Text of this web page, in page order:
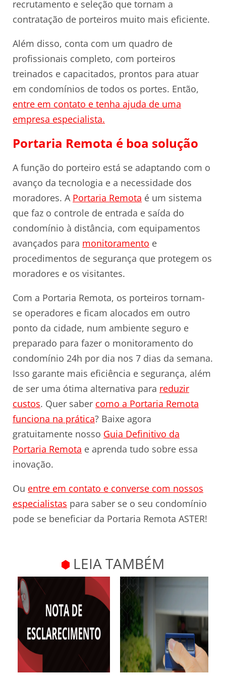
recrutamento e seleção que tornam a
contratação de porteiros muito mais eficiente.
Além disso, conta com um quadro de
profissionais completo, com porteiros
treinados e capacitados, prontos para atuar
em condomínios de todos os portes. Então,
entre em contato e tenha ajuda de uma
empresa especialista.
Portaria Remota é boa solução
A função do porteiro está se adaptando com o
avanço da tecnologia e a necessidade dos
moradores. A Portaria Remota é um sistema
que faz o controle de entrada e saída do
condomínio à distância, com equipamentos
avançados para monitoramento e
procedimentos de segurança que protegem os
moradores e os visitantes.
Com a Portaria Remota, os porteiros tornam-
se operadores e ficam alocados em outro
ponto da cidade, num ambiente seguro e
preparado para fazer o monitoramento do
condomínio 24h por dia nos 7 dias da semana.
Isso garante mais eficiência e segurança, além
de ser uma ótima alternativa para reduzir
custos. Quer saber como a Portaria Remota
funciona na prática? Baixe agora
gratuitamente nosso Guia Definitivo da
Portaria Remota e aprenda tudo sobre essa
inovação.
Ou entre em contato e converse com nossos
especialistas para saber se o seu condomínio
pode se beneficiar da Portaria Remota ASTER!
LEIA TAMBÉM